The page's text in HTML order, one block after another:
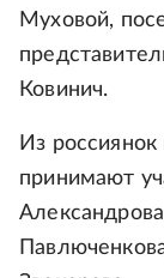
Муховой,
Ковинич.
Из
принимают